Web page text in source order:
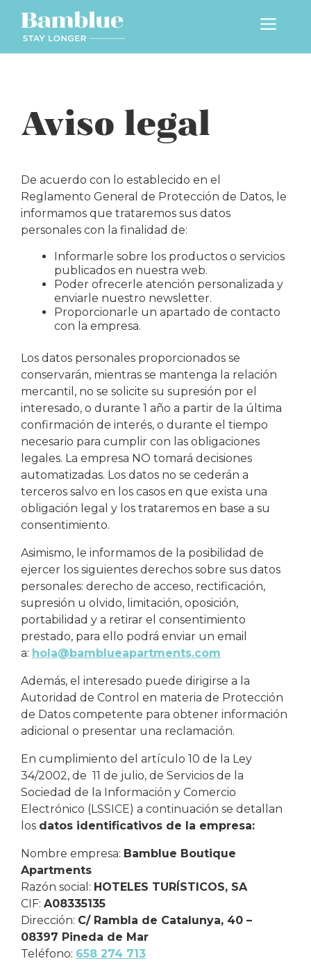
contenido
Aviso legal
De acuerdo con lo establecido en el
Reglamento General de Protección de Datos, le
informamos que trataremos sus datos
personales con la finalidad de:
Informarle sobre los productos o servicios
publicados en nuestra web.
Poder ofrecerle atención personalizada y
enviarle nuestro newsletter.
Proporcionarle un apartado de contacto
con la empresa.
Los datos personales proporcionados se
conservarán, mientras se mantenga la relación
mercantil, no se solicite su supresión por el
interesado, o durante 1 año a partir de la última
confirmación de interés, o durante el tiempo
necesario para cumplir con las obligaciones
legales. La empresa NO tomará decisiones
automatizadas. Los datos no se cederán a
terceros salvo en los casos en que exista una
obligación legal y los trataremos en base a su
consentimiento.
Asimismo, le informamos de la posibilidad de
ejercer los siguientes derechos sobre sus datos
personales: derecho de acceso, rectificación,
supresión u olvido, limitación, oposición,
portabilidad y a retirar el consentimiento
prestado, para ello podrá enviar un email
a: hola@bamblueapartments.com
Además, el interesado puede dirigirse a la
Autoridad de Control en materia de Protección
de Datos competente para obtener información
adicional o presentar una reclamación.
En cumplimiento del artículo 10 de la Ley
34/2002, de 11 de julio, de Servicios de la
Sociedad de la Información y Comercio
Electrónico (LSSICE) a continuación se detallan
los datos identificativos de la empresa:
Nombre empresa: Bamblue Boutique
Apartments
Razón social: HOTELES TURÍSTICOS, SA
CIF: A08335135
Dirección: C/ Rambla de Catalunya, 40 –
08397 Pineda de Mar
Teléfono: 658 274 713